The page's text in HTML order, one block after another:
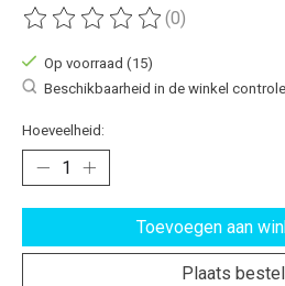
De beoordeling van dit product is
(0)
Op voorraad (15)
Beschikbaarheid in de winkel
Hoeveelheid:
Toevoegen aan
Plaats